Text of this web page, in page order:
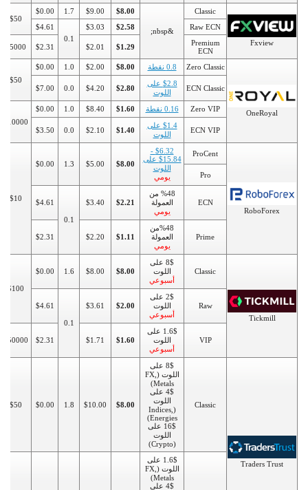
Fxview
Classic
&nbsp;
$8.00
$9.00
1.7
$0.00
$50
Raw ECN
$2.58
$3.03
0.1
$4.61
Premium
ECN
$1.29
$2.01
$2.31
$5000
OneRoyal
Zero Classic 0.8 نقطة $8.00
$2.00
1.0
$0.00
$50
ECN Classic
$2.8 على
اللوت
$2.80
$4.20
0.0
$7.00
Zero VIP 0.16 نقطة $1.60
$8.40
1.0
$0.00
$10000
ECN VIP
$1.4 على
اللوت
$1.40
$2.10
0.0
$3.50
RoboForex
ProCent
$6.32 -
$15.84 على
اللوت
يومي
$8.00
$5.00
1.3
$0.00
$10
Pro
ECN
%48 من
العمولة
يومي
$2.21
$3.40
0.1
$4.61
Prime
%48من
العمولة
يومي
$1.11
$2.20
$2.31
Tickmill
Classic
8$ على
اللوت
أسبوعي
$8.00
$8.00
1.6
$0.00
$100
Raw
2$ على
اللوت
أسبوعي
$2.00
$3.61
0.1
$4.61
VIP
1.6$ على
اللوت
أسبوعي
$1.60
$1.71
$2.31
$50000
Traders Trust
Classic
8$ على
اللوت (FX,
Metals)
4$ على
اللوت
(Indices,
Energies)
16$ على
اللوت
(Crypto)
$8.00
$10.00
1.8
$0.00
$50
1.6$ على
اللوت (FX,
Metals)
4$ على